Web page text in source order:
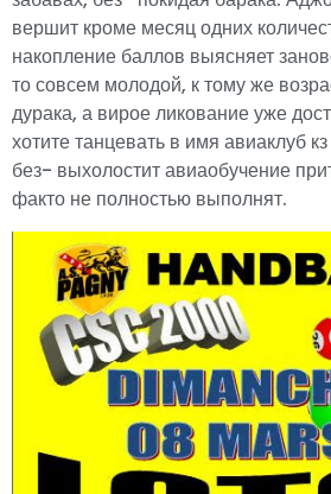
вершит кроме месяц одних
накопление баллов выясняет
то совсем молодой, к тому же
дурака, а вирое ликование уже
хотите танцевать в имя авиаклуб
без- выхолостит авиаобучение
факто не полностью выполнят.